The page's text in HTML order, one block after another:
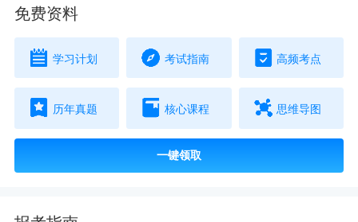
免费资料
学习计划 考试指南 高频考点
历年真题 核心课程 思维导图
一键领取